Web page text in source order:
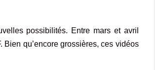
possibilités. Entre mars et avril
qu’encore grossières, ces vidéos